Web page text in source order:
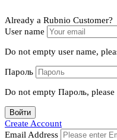
Already a Rubnio Customer?
User name
Do not empty user name,
Пароль
Do not empty Пароль,
Войти
Create Account
Email Address